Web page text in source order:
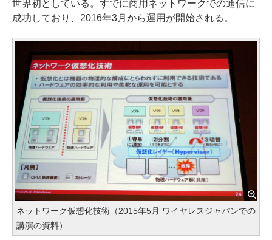
世界初としている。すでに商用ネットワークでの通信に
成功しており、2016年3月から運用が開始される。
ネットワーク仮想化技術（2015年5月 ワイヤレスジャパンでの
講演の資料）